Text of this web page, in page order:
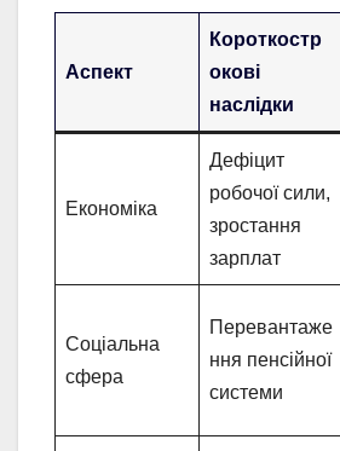
Аспект
Короткостр
окові
наслідки
Економіка
Дефіцит
робочої сили,
зростання
зарплат
Соціальна
сфера
Перевантаже
ння пенсійної
системи